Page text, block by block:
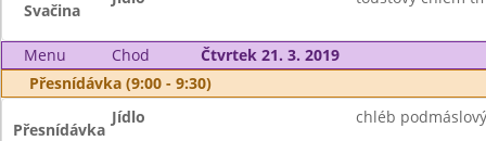
Svačina
Menu Chod
Čtvrtek 21. 3. 2019
Přesnídávka (9:00 - 9:30)
Přesnídávka
Jídlo chléb